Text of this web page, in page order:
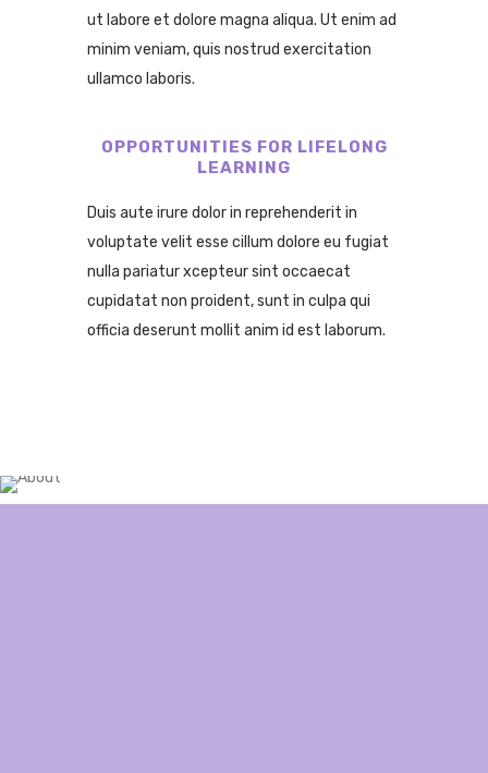
ut labore et dolore magna aliqua. Ut enim ad
minim veniam, quis nostrud exercitation
ullamco laboris.
OPPORTUNITIES FOR LIFELONG
LEARNING
Duis aute irure dolor in reprehenderit in
voluptate velit esse cillum dolore eu fugiat
nulla pariaturxcepteur sint occaecat
cupidatat non proident, sunt in culpa qui
officia deserunt mollit anim id est laborum.